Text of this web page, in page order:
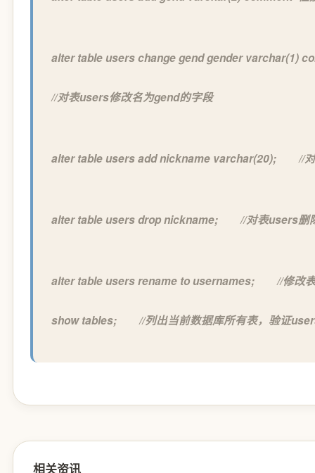
alter table users change gend gender varchar(1)
//对表users修改名为gend的字段
alter table users add nickname varchar(20); //对
alter table users drop nickname; //对表users删
alter table users rename to usernames; //修改
show tables; //列出当前数据库所有表，验证
相关资讯